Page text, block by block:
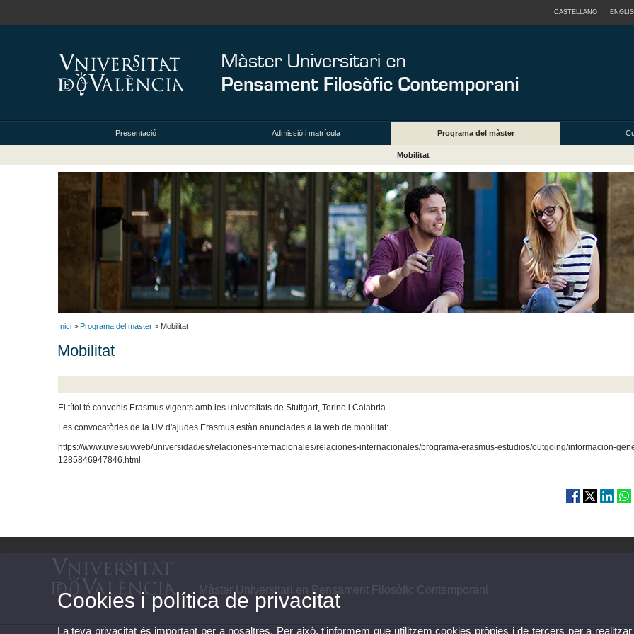
CASTELLANO
Presentació Admissió i matrícula Programa del màster
Mobilitat
Inici > Programa del màster > Mobilitat
Mobilitat
El títol té convenis Erasmus vigents amb les universitats de Stuttgart, Torino i Calabria.
Les convocatòries de la UV d'ajudes Erasmus estàn anunciades a la web de mobilitat:
https://www.uv.es/uvweb/universidad/es/relaciones-internacionales/relaciones-internacionales/programa-erasmus-estudios/outgoing/informacion-
1285846947846.html
Màster Universitari en Pensament Filosòfic Contemporani
Cookies i política de privacitat
La teva privacitat és important per a nosaltres. Per això, t'informem que utilitzem cookies pròpies i de tercers per a realitzar